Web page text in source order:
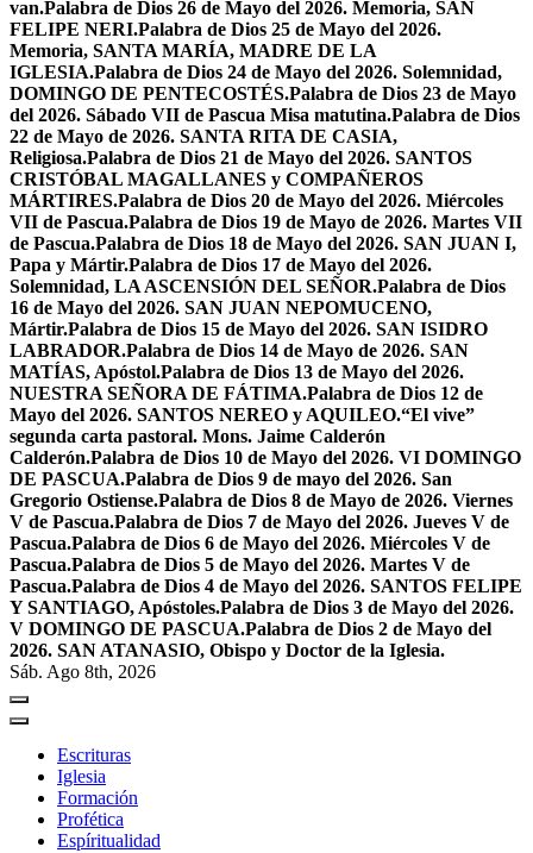
van.Palabra de Dios 26 de Mayo del 2026. Memoria, SAN
FELIPE NERI.Palabra de Dios 25 de Mayo del 2026.
Memoria, SANTA MARÍA, MADRE DE LA
IGLESIA.Palabra de Dios 24 de Mayo del 2026. Solemnidad,
DOMINGO DE PENTECOSTÉS.Palabra de Dios 23 de Mayo
del 2026. Sábado VII de Pascua Misa matutina.Palabra de Dios
22 de Mayo de 2026. SANTA RITA DE CASIA,
Religiosa.Palabra de Dios 21 de Mayo del 2026. SANTOS
CRISTÓBAL MAGALLANES y COMPAÑEROS
MÁRTIRES.Palabra de Dios 20 de Mayo del 2026. Miércoles
VII de Pascua.Palabra de Dios 19 de Mayo de 2026. Martes VII
de Pascua.Palabra de Dios 18 de Mayo del 2026. SAN JUAN I,
Papa y Mártir.Palabra de Dios 17 de Mayo del 2026.
Solemnidad, LA ASCENSIÓN DEL SEÑOR.Palabra de Dios
16 de Mayo del 2026. SAN JUAN NEPOMUCENO,
Mártir.Palabra de Dios 15 de Mayo del 2026. SAN ISIDRO
LABRADOR.Palabra de Dios 14 de Mayo de 2026. SAN
MATÍAS, Apóstol.Palabra de Dios 13 de Mayo del 2026.
NUESTRA SEÑORA DE FÁTIMA.Palabra de Dios 12 de
Mayo del 2026. SANTOS NEREO y AQUILEO.“El vive”
segunda carta pastoral. Mons. Jaime Calderón
Calderón.Palabra de Dios 10 de Mayo del 2026. VI DOMINGO
DE PASCUA.Palabra de Dios 9 de mayo del 2026. San
Gregorio Ostiense.Palabra de Dios 8 de Mayo de 2026. Viernes
V de Pascua.Palabra de Dios 7 de Mayo del 2026. Jueves V de
Pascua.Palabra de Dios 6 de Mayo del 2026. Miércoles V de
Pascua.Palabra de Dios 5 de Mayo del 2026. Martes V de
Pascua.Palabra de Dios 4 de Mayo del 2026. SANTOS FELIPE
Y SANTIAGO, Apóstoles.Palabra de Dios 3 de Mayo del 2026.
V DOMINGO DE PASCUA.Palabra de Dios 2 de Mayo del
2026. SAN ATANASIO, Obispo y Doctor de la Iglesia.
Sáb. Ago 8th, 2026
Escrituras
Iglesia
Formación
Profética
Espíritualidad